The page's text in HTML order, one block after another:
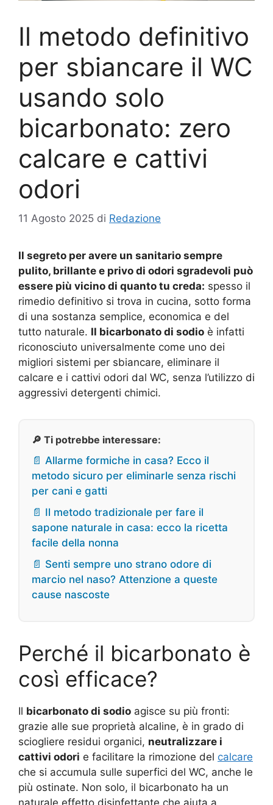
Il metodo definitivo
per sbiancare il WC
usando solo
bicarbonato: zero
calcare e cattivi
odori
11 Agosto 2025 di Redazione
Il segreto per avere un sanitario sempre
pulito, brillante e privo di odori sgradevoli può
essere più vicino di quanto tu creda: spesso il
rimedio definitivo si trova in cucina, sotto forma
di una sostanza semplice, economica e del
tutto naturale. Il bicarbonato di sodio è infatti
riconosciuto universalmente come uno dei
migliori sistemi per sbiancare, eliminare il
calcare e i cattivi odori dal WC, senza l’utilizzo di
aggressivi detergenti chimici.
🔎 Ti potrebbe interessare:
📄 Allarme formiche in casa? Ecco il
metodo sicuro per eliminarle senza rischi
per cani e gatti
📄 Il metodo tradizionale per fare il
sapone naturale in casa: ecco la ricetta
facile della nonna
📄 Senti sempre uno strano odore di
marcio nel naso? Attenzione a queste
cause nascoste
Perché il bicarbonato è
così efficace?
Il bicarbonato di sodio agisce su più fronti:
grazie alle sue proprietà alcaline, è in grado di
sciogliere residui organici, neutralizzare i
cattivi odori e facilitare la rimozione del calcare
che si accumula sulle superfici del WC, anche le
più ostinate. Non solo, il bicarbonato ha un